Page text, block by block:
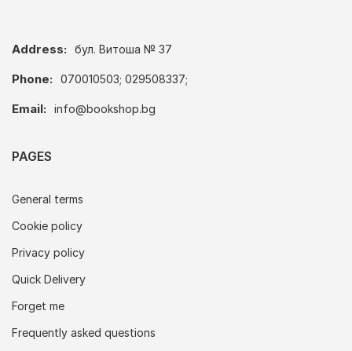
Address: бул. Витоша № 37
Phone: 070010503; 029508337;
Email: info@bookshop.bg
PAGES
General terms
Cookie policy
Privacy policy
Quick Delivery
Forget me
Frequently asked questions